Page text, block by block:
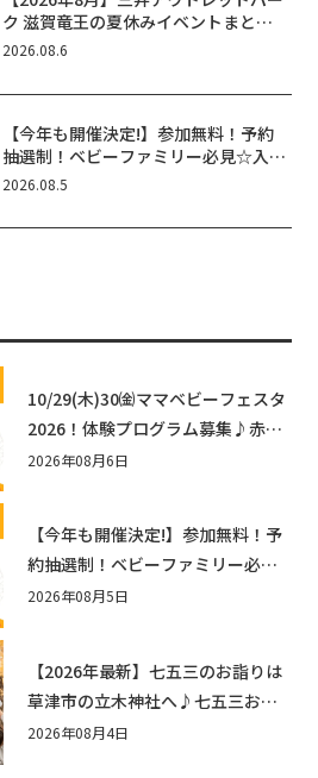
ク 滋賀竜王の夏休みイベントまと
め！びしょぬれ水あそび・激辛グル
ん！
2026.08.6
【今年も開催決定!】参加無料！予約
抽選制！ベビーファミリー必見☆入場
無料☆10/29(木)30(金)ママベビーフ
エリ守山
2026.08.5
10/29(木)30㈮ママベビーフェスタ
2026！体験プログラム募集♪赤ち
ゃん向けイベントに出演しません
2026年08月6日
【今年も開催決定!】参加無料！予
約抽選制！ベビーファミリー必見
☆入場無料☆10/29(木)30(金)ママ
2026年08月5日
【2026年最新】七五三のお詣りは
草津市の立木神社へ♪七五三お祝
い企画をご紹介！
2026年08月4日